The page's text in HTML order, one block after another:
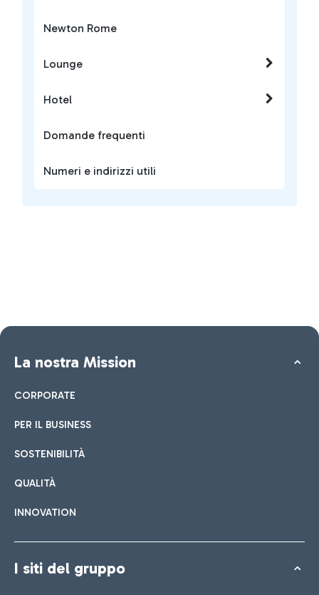
Newton Rome
Lounge
Hotel
Domande frequenti
Numeri e indirizzi utili
La nostra Mission
CORPORATE
PER IL BUSINESS
SOSTENIBILITÀ
QUALITÀ
INNOVATION
I siti del gruppo